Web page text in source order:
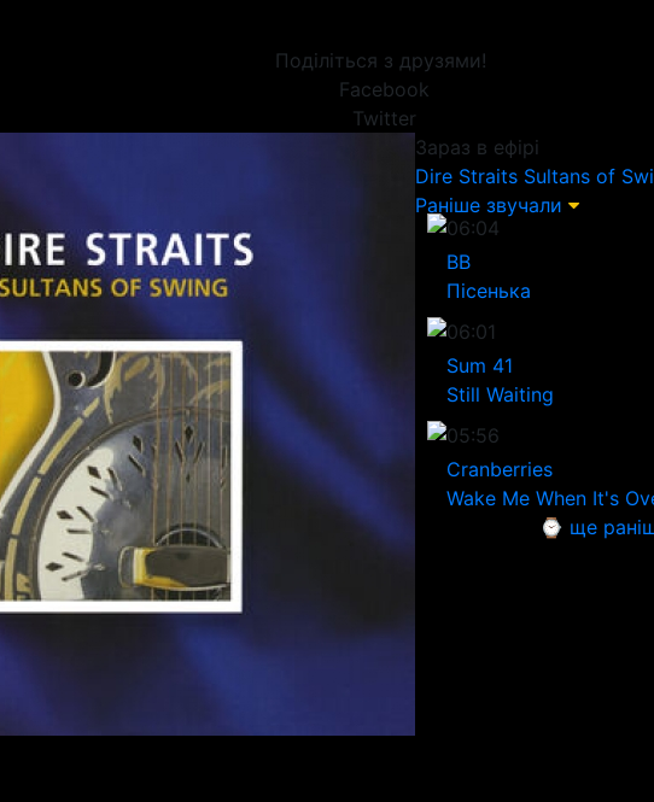
Поділіться з друзями!
Facebook
Twitter
Зараз в ефірі
Dire Straits Sultans of
Раніше звучали
06:04
ВВ
Пісенька
06:01
Sum 41
Still Waiting
05:56
Cranberries
Wake Me When It's
⌚ ще